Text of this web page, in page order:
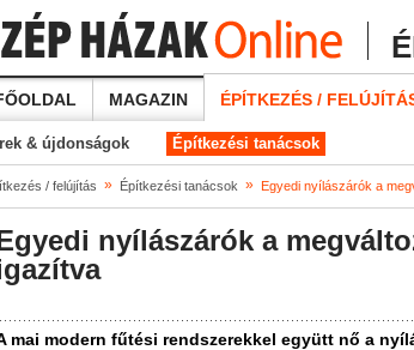
MAGAZIN ÉPÍTKEZÉS /
& újdonságok Építkezési tanácsok
/ felújítás » Építkezési tanácsok » Egyedi nyílászárók a
nyílászárók a
mai modern fűtési rendszerekkel együtt nő a